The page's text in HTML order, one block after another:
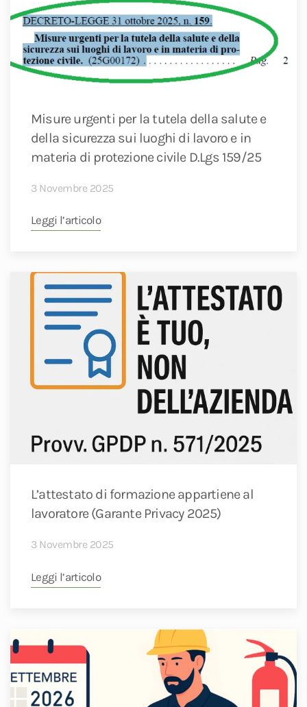
Misure urgenti per la tutela della salute e
della sicurezza sui luoghi di lavoro e in
materia di protezione civile D.Lgs 159/25
3 Novembre 2025
Leggi l’articolo
L’attestato di formazione appartiene al
lavoratore (Garante Privacy 2025)
3 Novembre 2025
Leggi l’articolo